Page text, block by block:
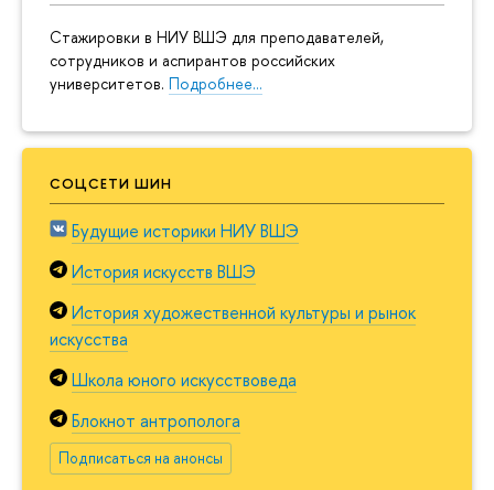
Cтажировки в НИУ ВШЭ для преподавателей,
сотрудников и аспирантов российских
университетов. Подробнее…
СОЦСЕТИ ШИН
Будущие историки НИУ ВШЭ
История искусств ВШЭ
История художественной культуры и рынок
искусства
Школа юного искусствоведа
Блокнот антрополога
Подписаться на анонсы